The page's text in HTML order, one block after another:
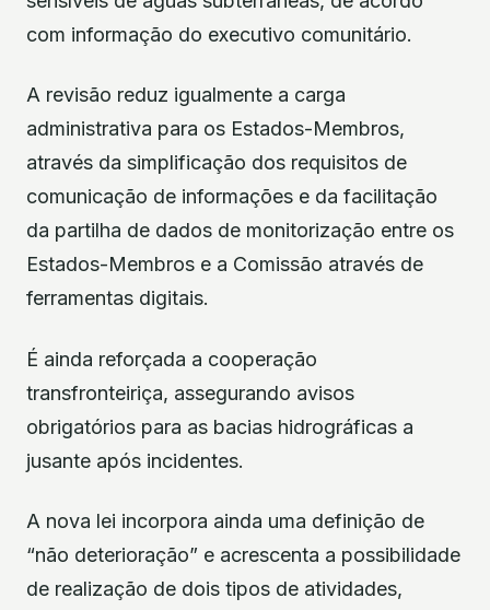
com informação do executivo comunitário.
A revisão reduz igualmente a carga
administrativa para os Estados-Membros,
através da simplificação dos requisitos de
comunicação de informações e da facilitação
da partilha de dados de monitorização entre os
Estados-Membros e a Comissão através de
ferramentas digitais.
É ainda reforçada a cooperação
transfronteiriça, assegurando avisos
obrigatórios para as bacias hidrográficas a
jusante após incidentes.
A nova lei incorpora ainda uma definição de
“não deterioração” e acrescenta a possibilidade
de realização de dois tipos de atividades,